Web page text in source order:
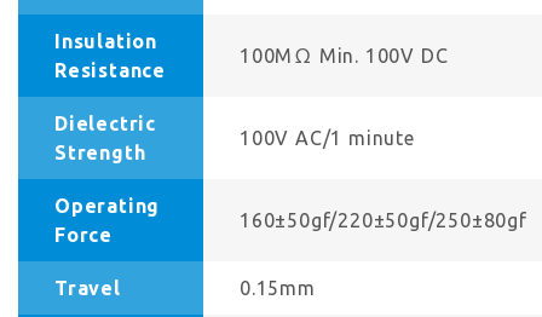
Insulation
Resistance
100MΩ Min. 100V DC
Dielectric
Strength
100V AC/1 minute
Operating
Force
160±50gf/220±50gf/250±80gf
Travel 0.15mm